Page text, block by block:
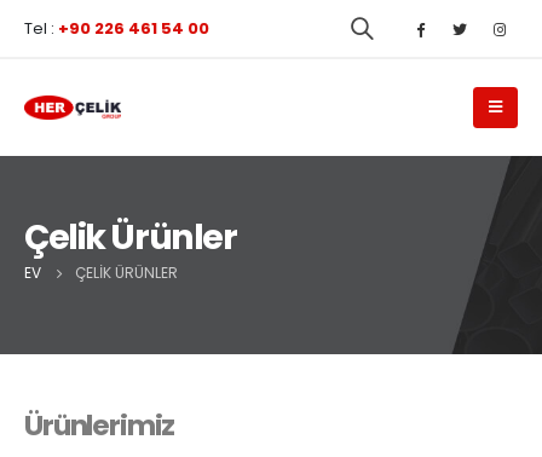
Tel : +90 226 461 54 00
Çelik Ürünler
EV ÇELIK ÜRÜNLER
Ürünlerimiz